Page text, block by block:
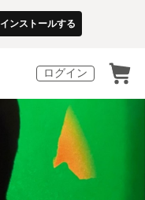
インストールする
ログイン